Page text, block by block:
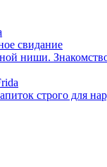
свидание
ниши.
строго для